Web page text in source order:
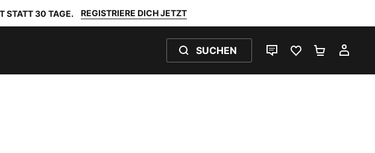
STATT 30 TAGE. REGISTRIERE DICH JETZT
SUCHEN
LIVE-CHATFAVORITEN 0